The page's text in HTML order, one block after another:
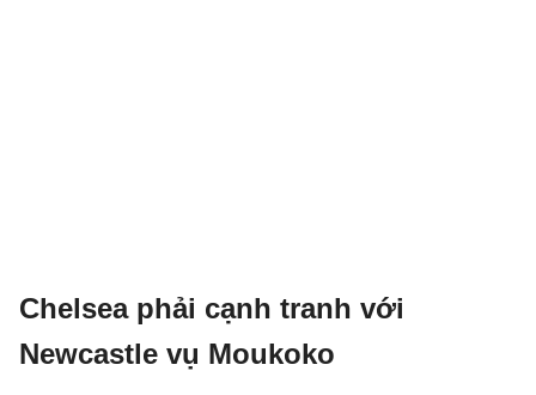
Chelsea phải cạnh tranh với
Newcastle vụ Moukoko